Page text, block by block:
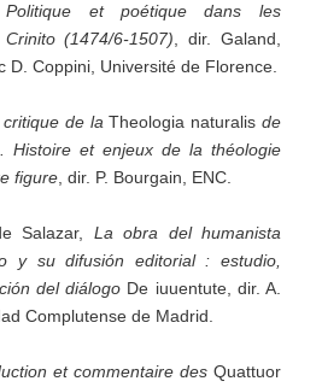
Politique et poétique dans
les
Crinito (1474/6-1507), dir. Galand,
D. Coppini, Université de Florence.
critique de laTheologia naturalis de
Histoire et enjeux de la théologie
figure , dir. P. Bourgain, ENC.
Salazar, La obra del humanista
y su difusión editorial : estudio,
del diálogo De iuuentute, dir. A.
Complutense de Madrid.
et commentaire desQuattuor